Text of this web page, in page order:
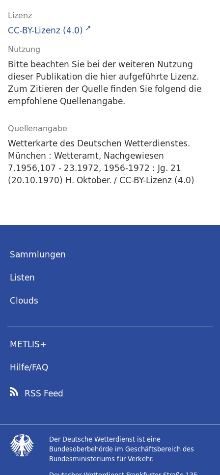
Lizenz
CC-BY-Lizenz (4.0)
Nutzung
Bitte beachten Sie bei der weiteren Nutzung
dieser Publikation die hier aufgeführte Lizenz.
Zum Zitieren der Quelle finden Sie folgend die
empfohlene Quellenangabe.
Quellenangabe
Wetterkarte des Deutschen Wetterdienstes.
München : Wetteramt, Nachgewiesen
7.1956,107 - 23.1972, 1956-1972 : Jg. 21
(20.10.1970) H. Oktober. / CC-BY-Lizenz (4.0)
Sammlungen
Listen
Clouds
METLIS+
Hilfe/FAQ
RSS Feed
Der Deutsche Wetterdienst ist eine
Bundesoberbehörde im Geschäftsbereich des
Bundesministeriums für Verkehr.